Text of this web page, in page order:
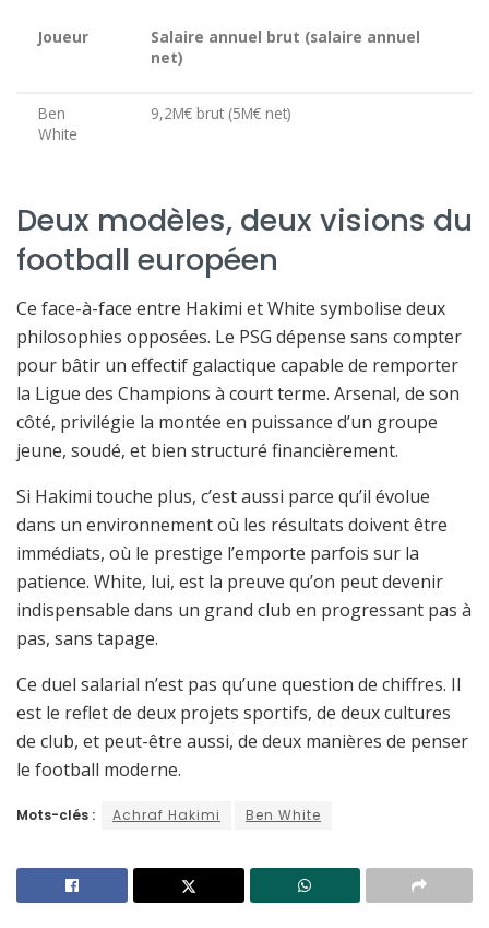
Joueur
Salaire annuel brut (salaire annuel
net)
Ben
White
9,2M€ brut (5M€ net)
Deux modèles, deux visions du
football européen
Ce face-à-face entre Hakimi et White symbolise deux
philosophies opposées. Le PSG dépense sans compter
pour bâtir un effectif galactique capable de remporter
la Ligue des Champions à court terme. Arsenal, de son
côté, privilégie la montée en puissance d’un groupe
jeune, soudé, et bien structuré financièrement.
Si Hakimi touche plus, c’est aussi parce qu’il évolue
dans un environnement où les résultats doivent être
immédiats, où le prestige l’emporte parfois sur la
patience. White, lui, est la preuve qu’on peut devenir
indispensable dans un grand club en progressant pas à
pas, sans tapage.
Ce duel salarial n’est pas qu’une question de chiffres. Il
est le reflet de deux projets sportifs, de deux cultures
de club, et peut-être aussi, de deux manières de penser
le football moderne.
Mots-clés : Achraf Hakimi Ben White